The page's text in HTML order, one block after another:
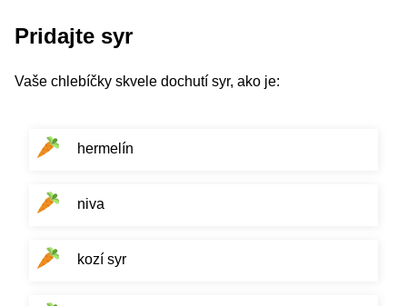
Pridajte syr
Vaše chlebíčky skvele dochutí syr, ako je:
hermelín
niva
kozí syr